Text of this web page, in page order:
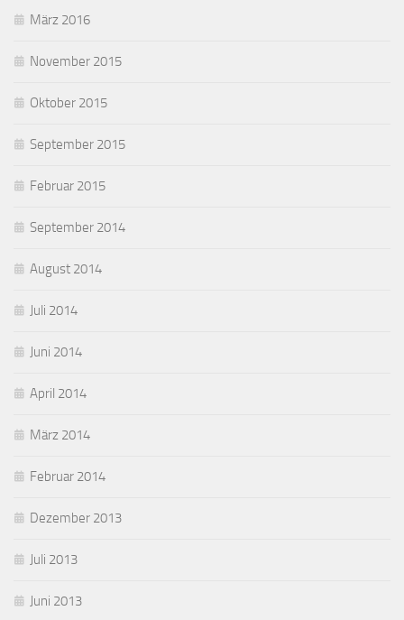
März 2016
November 2015
Oktober 2015
September 2015
Februar 2015
September 2014
August 2014
Juli 2014
Juni 2014
April 2014
März 2014
Februar 2014
Dezember 2013
Juli 2013
Juni 2013